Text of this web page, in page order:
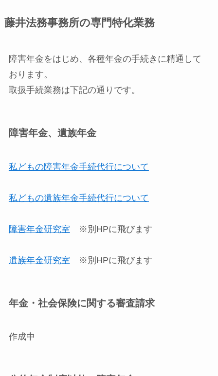
藤井法務事務所の専門特化業務
障害年金をはじめ、各種年金の手続きに精通して
おります。
取扱手続業務は下記の通りです。
障害年金、遺族年金
私どもの障害年金手続代行について
私どもの遺族年金手続代行について
障害年金研究室 ※別HPに飛びます
遺族年金研究室 ※別HPに飛びます
年金・社会保険に関する審査請求
作成中